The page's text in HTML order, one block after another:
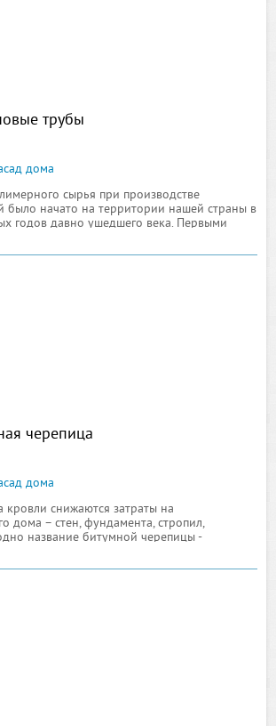
составили 563 млн евро. Департамент
от снижения прибыльности некоторых
трубы
дома
сырья при производстве
было начато на территории нашей страны в
годов давно ушедшего века. Первыми
как сегодня
черепица
дома
кровли снижаются затраты на
дома – стен, фундамента, стропил,
название битумной черепицы -
небольших листов. Каждый лист имеет по